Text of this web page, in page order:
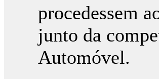
procedessem
junto da
Automóvel.